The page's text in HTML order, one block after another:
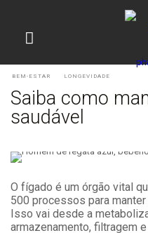
BEM-ESTAR LONGEVIDADE
Saiba como
saudável
O fígado é um órgão vital
500 processos para
Isso vai desde a
armazenamento, filtragem